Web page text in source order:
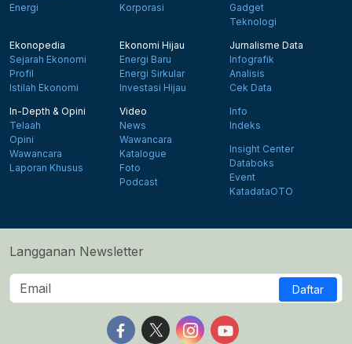
Energi
Korporasi
Gadget
Teknologi
Ekonopedia
Sejarah Ekonomi
Profil
Istilah Ekonomi
Ekonomi Hijau
Energi Baru
Energi Sirkular
Investasi Hijau
Jurnalisme Data
Infografik
Analisis
Cek Data
In-Depth & Opini
Telaah
Opini
Wawancara
Laporan Khusus
Video
News
Wawancara
Katalogue
Foto
Podcast
Info
Indeks
Insight Center
Databoks
Event
KatadataOTO
Langganan Newsletter
Daftar
Follow us on Facebook
Follow us on X
Follow us on Instagram
Follow us on